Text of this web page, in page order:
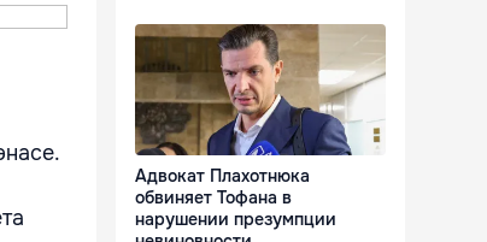
Адвокат Плахотнюка
обвиняет Тофана в
нарушении презумпции